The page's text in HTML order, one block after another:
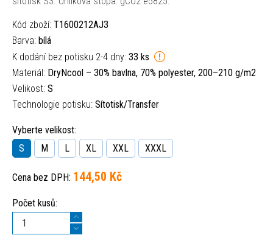
Kód zboží: T1600212AJ3
Barva: bílá
K dodání bez potisku 2-4 dny: 33 ks
Materiál: DryNcool – 30% bavlna, 70% polyester, 200–210 g/m2
Velikost: S
Technologie potisku: Sítotisk/Transfer
Vyberte velikost:
S
M L XL XXL XXXL
Cena bez DPH: 144,50 Kč
Počet kusů: